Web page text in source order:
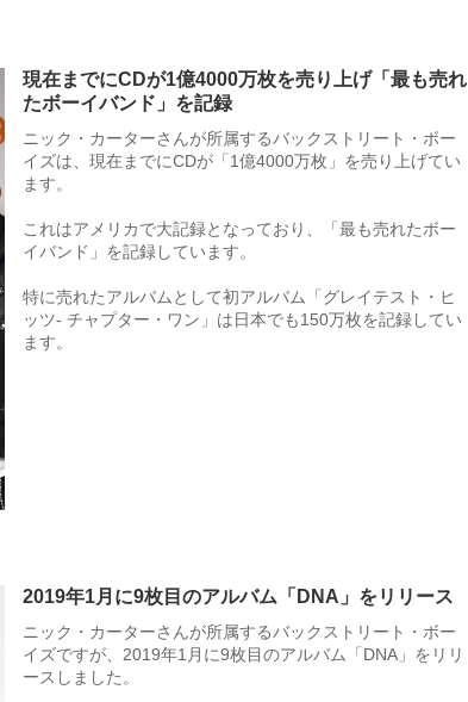
現在までにCDが1億4000万枚を売り上げ「最も売れ
たボーイバンド」を記録
ニック・カーターさんが所属するバックストリート・ボー
イズは、現在までにCDが「1億4000万枚」を売り上げてい
ます。
これはアメリカで大記録となっており、「最も売れたボー
イバンド」を記録しています。
特に売れたアルバムとして初アルバム「グレイテスト・ヒ
ッツ- チャプター・ワン」は日本でも150万枚を記録してい
ます。
2019年1月に9枚目のアルバム「DNA」をリリース
ニック・カーターさんが所属するバックストリート・ボー
イズですが、2019年1月に9枚目のアルバム「DNA」をリリ
ースしました。